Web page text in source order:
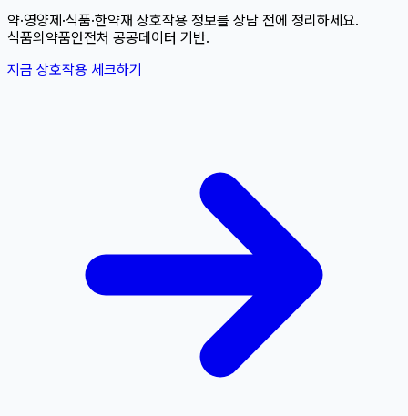
약·영양제·식품·한약재 상호작용 정보를 상담 전에 정리하세요.
식품의약품안전처 공공데이터 기반.
지금 상호작용 체크하기